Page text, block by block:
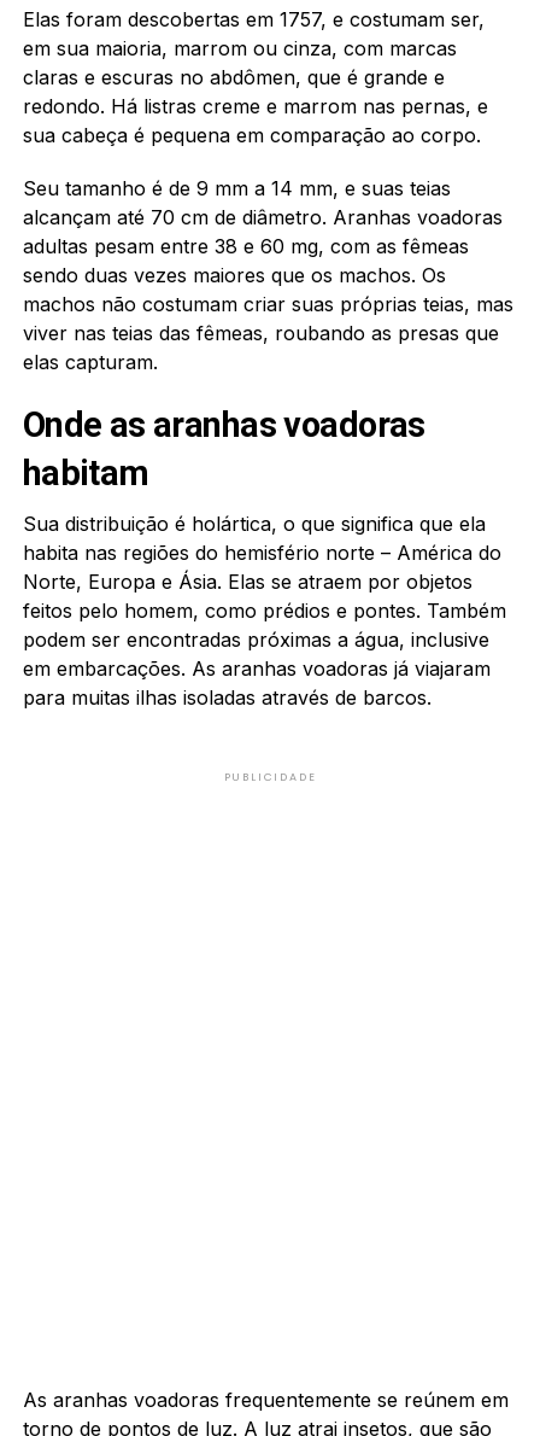
Elas foram descobertas em 1757, e costumam ser,
em sua maioria, marrom ou cinza, com marcas
claras e escuras no abdômen, que é grande e
redondo. Há listras creme e marrom nas pernas, e
sua cabeça é pequena em comparação ao corpo.
Seu tamanho é de 9 mm a 14 mm, e suas teias
alcançam até 70 cm de diâmetro. Aranhas voadoras
adultas pesam entre 38 e 60 mg, com as fêmeas
sendo duas vezes maiores que os machos. Os
machos não costumam criar suas próprias teias, mas
viver nas teias das fêmeas, roubando as presas que
elas capturam.
Onde as aranhas voadoras
habitam
Sua distribuição é holártica, o que significa que ela
habita nas regiões do hemisfério norte – América do
Norte, Europa e Ásia. Elas se atraem por objetos
feitos pelo homem, como prédios e pontes. Também
podem ser encontradas próximas a água, inclusive
em embarcações. As aranhas voadoras já viajaram
para muitas ilhas isoladas através de barcos.
PUBLICIDADE
As aranhas voadoras frequentemente se reúnem em
torno de pontos de luz. A luz atrai insetos, que são